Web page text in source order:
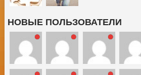
НОВЫЕ ПОЛЬЗОВАТЕЛИ